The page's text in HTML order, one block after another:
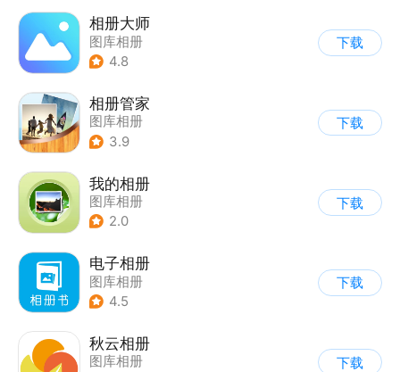
相册大师
图库相册
4.8
下载
相册管家
图库相册
3.9
下载
我的相册
图库相册
2.0
下载
电子相册
图库相册
4.5
下载
秋云相册
图库相册
下载